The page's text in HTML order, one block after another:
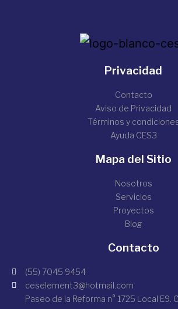
Privacidad
Contacto
Aviso de Privacidad
Términos y
Ayuda CES3
Mapa del Sitio
Nosotros
Servicios
Proyectos
Blog
Contacto
(55) 7045 9454
ceselement3@hotmail.com
Paseo de la Reforma n° 1725 Local E9.